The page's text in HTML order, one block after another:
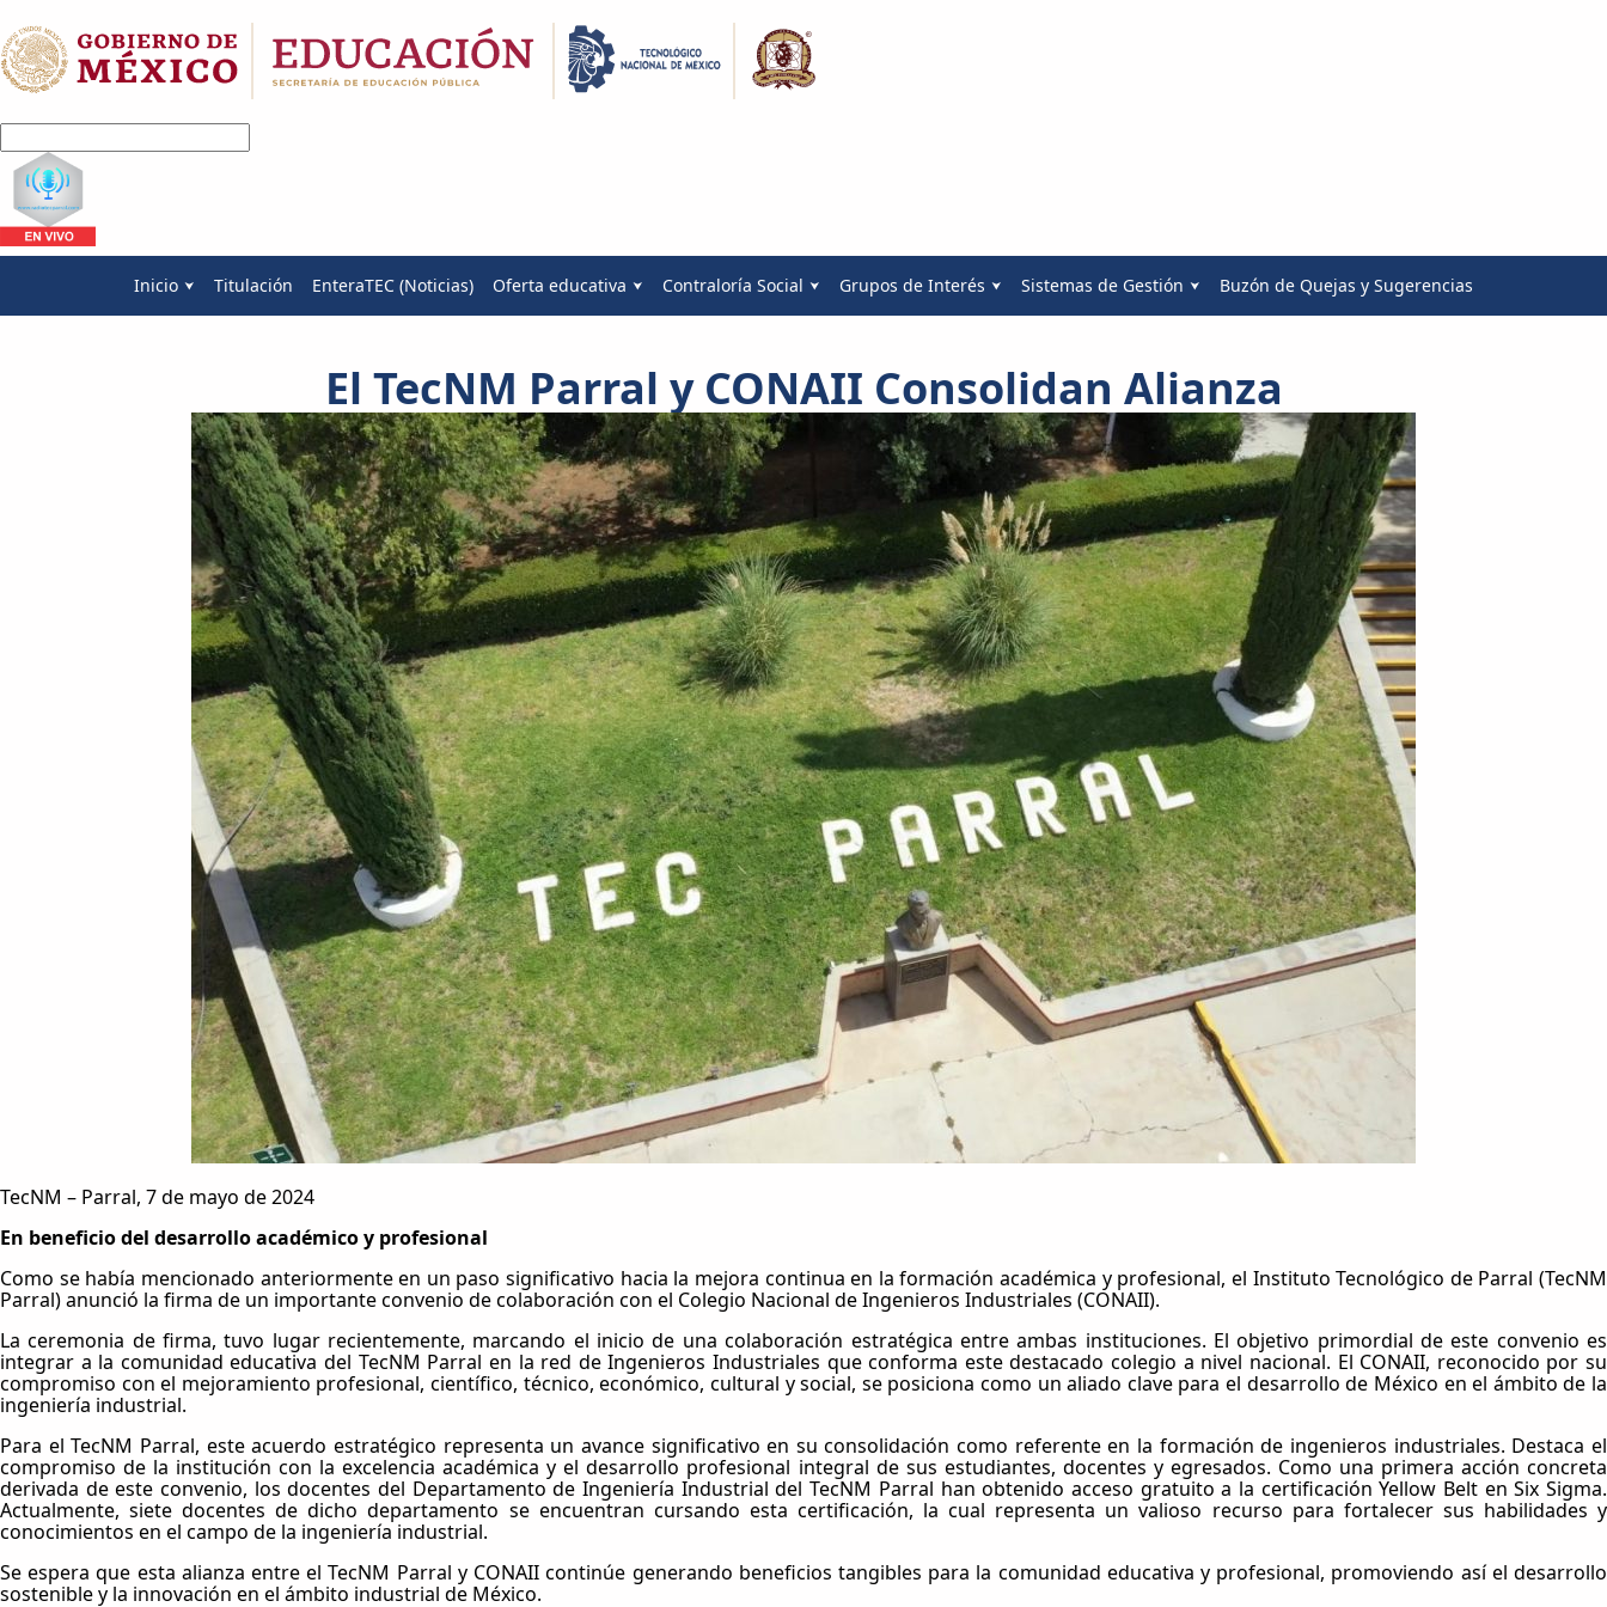
Inicio Titulación EnteraTEC (Noticias) Oferta educativa Contraloría Social Grupos de Interés Sistemas de Gestión Buzón de Quejas y Sugerencias
El TecNM Parral y CONAII Consolidan Alianza
TecNM – Parral, 7 de mayo de 2024
En beneficio del desarrollo académico y profesional
Como se había mencionado anteriormente en un paso significativo hacia la mejora continua en la formación académica y profesional, el Instituto Tecnológico de Parral (TecNM
Parral) anunció la firma de un importante convenio de colaboración con el Colegio Nacional de Ingenieros Industriales (CONAII).
La ceremonia de firma, tuvo lugar recientemente, marcando el inicio de una colaboración estratégica entre ambas instituciones. El objetivo primordial de este convenio es
integrar a la comunidad educativa del TecNM Parral en la red de Ingenieros Industriales que conforma este destacado colegio a nivel nacional. El CONAII, reconocido por su
compromiso con el mejoramiento profesional, científico, técnico, económico, cultural y social, se posiciona como un aliado clave para el desarrollo de México en el ámbito de la
ingeniería industrial.
Para el TecNM Parral, este acuerdo estratégico representa un avance significativo en su consolidación como referente en la formación de ingenieros industriales. Destaca el
compromiso de la institución con la excelencia académica y el desarrollo profesional integral de sus estudiantes, docentes y egresados. Como una primera acción concreta
derivada de este convenio, los docentes del Departamento de Ingeniería Industrial del TecNM Parral han obtenido acceso gratuito a la certificación Yellow Belt en Six Sigma.
Actualmente, siete docentes de dicho departamento se encuentran cursando esta certificación, la cual representa un valioso recurso para fortalecer sus habilidades y
conocimientos en el campo de la ingeniería industrial.
Se espera que esta alianza entre el TecNM Parral y CONAII continúe generando beneficios tangibles para la comunidad educativa y profesional, promoviendo así el desarrollo
sostenible y la innovación en el ámbito industrial de México.